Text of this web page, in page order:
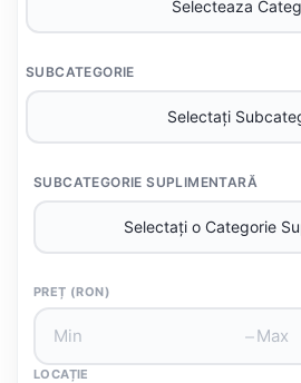
SUBCATEGORIE
SUBCATEGORIE SUPLIMENTARĂ
PREȚ (RON)
–
LOCAȚIE